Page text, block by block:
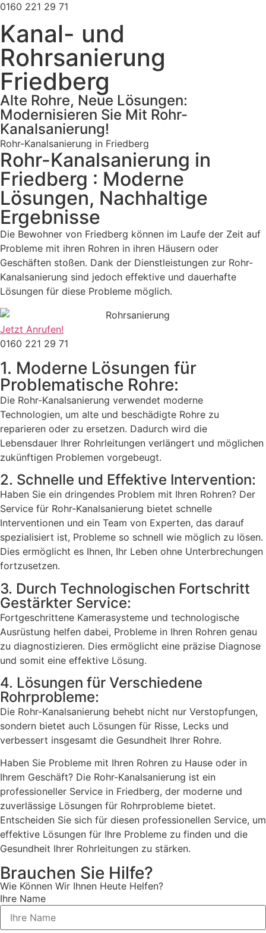
0160 221 29 71
Kanal- und
Rohrsanierung
Friedberg
Alte Rohre, Neue Lösungen:
Modernisieren Sie Mit Rohr-
Kanalsanierung!
Rohr-Kanalsanierung in Friedberg
Rohr-Kanalsanierung in
Friedberg : Moderne
Lösungen, Nachhaltige
Ergebnisse
Die Bewohner von Friedberg können im Laufe der Zeit auf
Probleme mit ihren Rohren in ihren Häusern oder
Geschäften stoßen. Dank der Dienstleistungen zur Rohr-
Kanalsanierung sind jedoch effektive und dauerhafte
Lösungen für diese Probleme möglich.
Jetzt Anrufen!
0160 221 29 71
1. Moderne Lösungen für
Problematische Rohre:
Die Rohr-Kanalsanierung verwendet moderne
Technologien, um alte und beschädigte Rohre zu
reparieren oder zu ersetzen. Dadurch wird die
Lebensdauer Ihrer Rohrleitungen verlängert und möglichen
zukünftigen Problemen vorgebeugt.
2. Schnelle und Effektive Intervention:
Haben Sie ein dringendes Problem mit Ihren Rohren? Der
Service für Rohr-Kanalsanierung bietet schnelle
Interventionen und ein Team von Experten, das darauf
spezialisiert ist, Probleme so schnell wie möglich zu lösen.
Dies ermöglicht es Ihnen, Ihr Leben ohne Unterbrechungen
fortzusetzen.
3. Durch Technologischen Fortschritt
Gestärkter Service:
Fortgeschrittene Kamerasysteme und technologische
Ausrüstung helfen dabei, Probleme in Ihren Rohren genau
zu diagnostizieren. Dies ermöglicht eine präzise Diagnose
und somit eine effektive Lösung.
4. Lösungen für Verschiedene
Rohrprobleme:
Die Rohr-Kanalsanierung behebt nicht nur Verstopfungen,
sondern bietet auch Lösungen für Risse, Lecks und
verbessert insgesamt die Gesundheit Ihrer Rohre.
Haben Sie Probleme mit Ihren Rohren zu Hause oder in
Ihrem Geschäft? Die Rohr-Kanalsanierung ist ein
professioneller Service in Friedberg, der moderne und
zuverlässige Lösungen für Rohrprobleme bietet.
Entscheiden Sie sich für diesen professionellen Service, um
effektive Lösungen für Ihre Probleme zu finden und die
Gesundheit Ihrer Rohrleitungen zu stärken.
Brauchen Sie Hilfe?
Wie Können Wir Ihnen Heute Helfen?
Ihre Name